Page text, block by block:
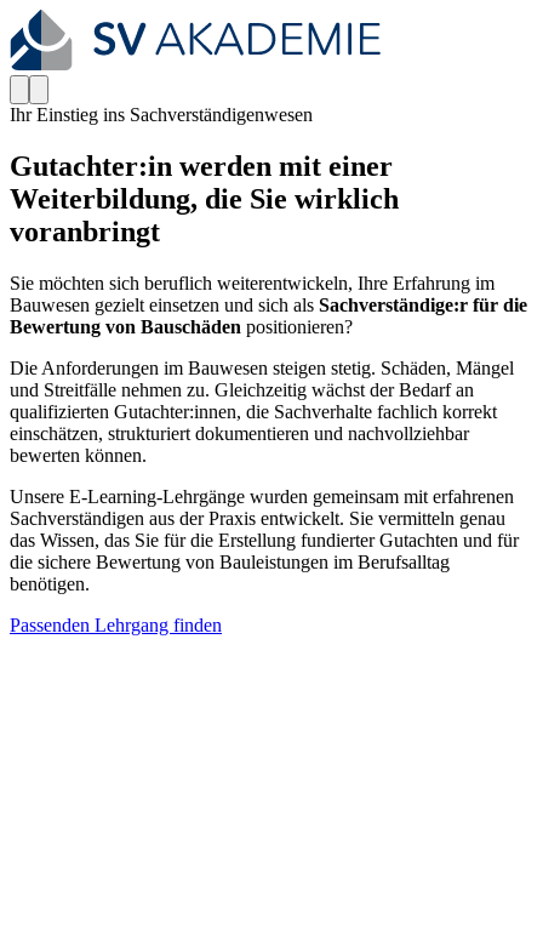
Ihr Einstieg ins Sachverständigenwesen
Gutachter:in werden mit einer
Weiterbildung, die Sie wirklich
voranbringt
Sie möchten sich beruflich weiterentwickeln, Ihre Erfahrung im
Bauwesen gezielt einsetzen und sich als Sachverständige:r für die
Bewertung von Bauschäden positionieren?
Die Anforderungen im Bauwesen steigen stetig. Schäden, Mängel
und Streitfälle nehmen zu. Gleichzeitig wächst der Bedarf an
qualifizierten Gutachter:innen, die Sachverhalte fachlich korrekt
einschätzen, strukturiert dokumentieren und nachvollziehbar
bewerten können.
Unsere E-Learning-Lehrgänge wurden gemeinsam mit erfahrenen
Sachverständigen aus der Praxis entwickelt. Sie vermitteln genau
das Wissen, das Sie für die Erstellung fundierter Gutachten und für
die sichere Bewertung von Bauleistungen im Berufsalltag
benötigen.
Passenden Lehrgang finden